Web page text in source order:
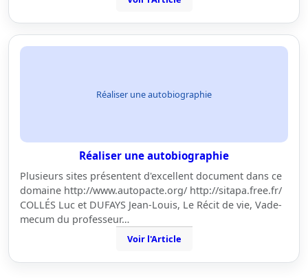
Réaliser une autobiographie
Réaliser une autobiographie
Plusieurs sites présentent d'excellent document dans ce
domaine http://www.autopacte.org/ http://sitapa.free.fr/
COLLÉS Luc et DUFAYS Jean-Louis, Le Récit de vie, Vade-
mecum du professeur…
Voir l'Article